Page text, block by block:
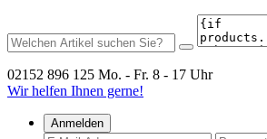
02152 896 125 Mo. - Fr. 8 - 17 Uhr
Wir helfen Ihnen gerne!
Anmelden